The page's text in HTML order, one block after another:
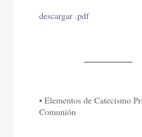
descargar .pdf
• Elementos de Catecismo
Comunión